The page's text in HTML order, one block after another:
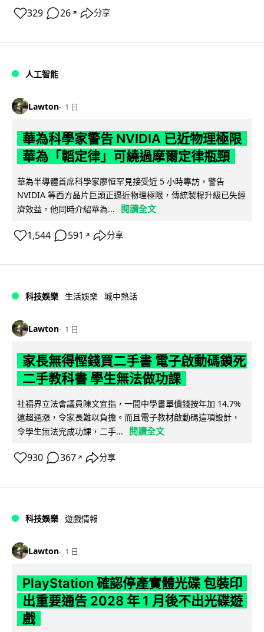
329 26 ↗ 分享
人工智能
Lawton 1 日
華為科學家警告 NVIDIA 已近物理極限
華為「韜定律」可繞過摩爾定律瓶頸
華為半導體首席科學家廖恒罕見接受近 5 小時專訪，警告
NVIDIA 等西方晶片巨頭正逼近物理極限，傳統製程升級已失經
濟效益。他同時介紹華為...
閱讀全文
1,544 591 ↗ 分享
科技娛樂 生活娛樂 城中熱話
Lawton 1 日
家長無得慳錢買二手書 電子啟動碼鎖死
二手教科書 學生無法做功課
社福界立法會議員陳文宜指，一間中學書單價錢按年加 14.7%
遠超通漲，令家長難以負擔。而且電子教材啟動碼這項設計，
令學生無法完成功課，二手...
閱讀全文
930 367 ↗ 分享
科技娛樂 遊戲情報
Lawton 1 日
PlayStation 確認停產實體光碟 包裝印
出重要通告 2028 年 1 月後不出光碟遊
戲